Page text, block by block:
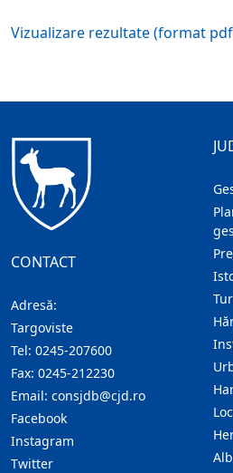
Vizualizare rezultate (format
CONTACT
Adresă:
Targoviste
Tel: 0245-207600
Fax: 0245-212230
Email: consjdb@cjd.ro
Facebook
Instagram
Twitter